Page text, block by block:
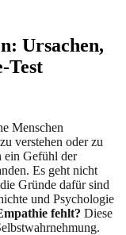
Ursachen,
Test
Menschen
verstehen oder zu
ein Gefühl der
Es geht nicht
Gründe dafür sind
und Psychologie
fehlt? Diese